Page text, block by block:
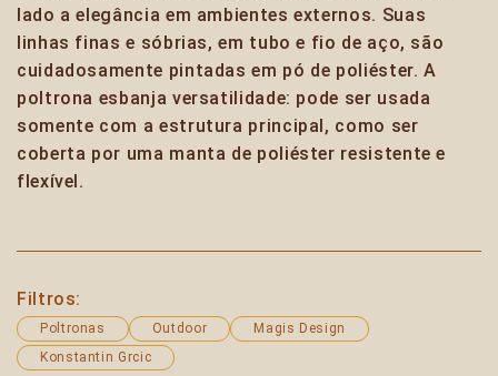
lado a elegância em ambientes externos. Suas
linhas finas e sóbrias, em tubo e fio de aço, são
cuidadosamente pintadas em pó de poliéster. A
poltrona esbanja versatilidade: pode ser usada
somente com a estrutura principal, como ser
coberta por uma manta de poliéster resistente e
flexível.
Filtros:
Poltronas Outdoor
Magis Design
Konstantin Grcic